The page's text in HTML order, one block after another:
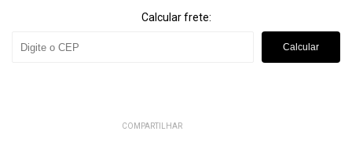
Calcular frete:
Calcular
COMPARTILHAR